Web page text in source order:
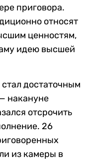
приговора.
относят
ценностям,
идею высшей
достаточным
накануне
отсрочить
26
из камеры в